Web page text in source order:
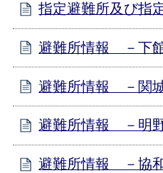
指定避難所及び指
避難所情報 －下
避難所情報 －関
避難所情報 －明
避難所情報 －協